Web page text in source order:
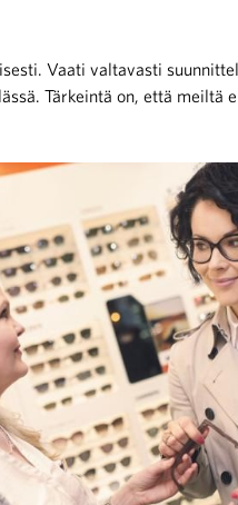
Vaati valtavasti
Tärkeintä on, että meiltä